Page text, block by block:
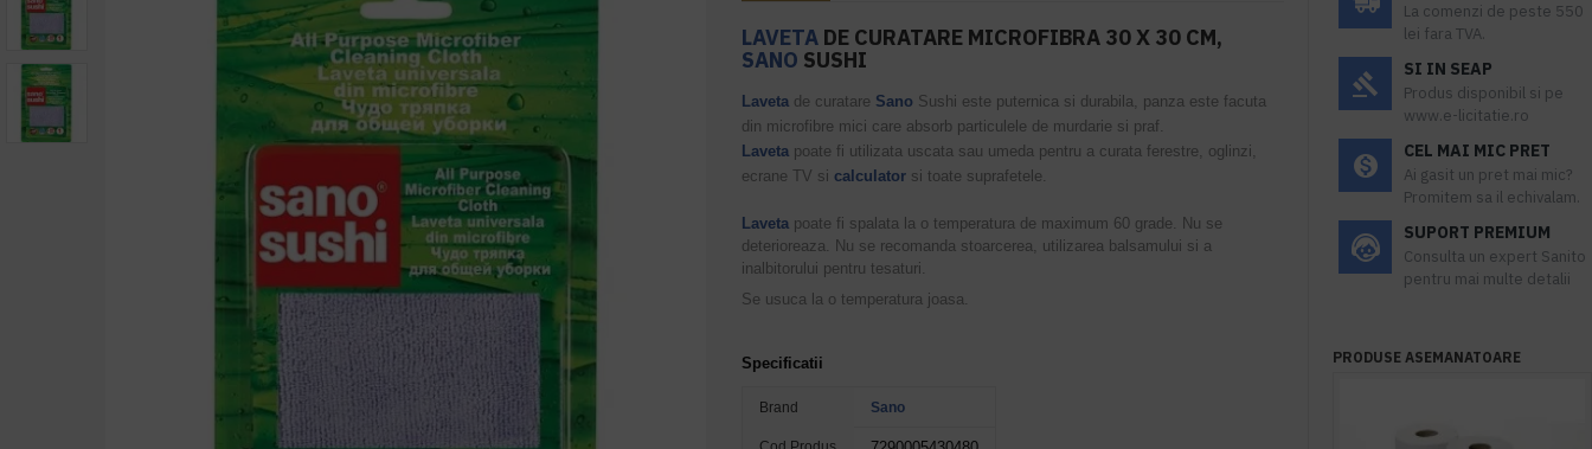
LAVETA DE CURATARE MICROFIBRA 30 X 30 CM,
SANO SUSHI
Laveta de curatare Sano Sushi este puternica si durabila, panza este facuta
din microfibre mici care absorb particulele de murdarie si praf.
Laveta poate fi utilizata uscata sau umeda pentru a curata ferestre, oglinzi,
ecrane TV sicalculator si toate suprafetele.
Laveta poate fi spalata la o temperatura de maximum 60 grade. Nu se
deterioreaza. Nu se recomanda stoarcerea, utilizarea balsamului si a
inalbitorului pentru tesaturi.
Se usuca la o temperatura joasa.
Specificatii
Brand Sano
La comenzi de peste 550
lei fara TVA.
SI IN SEAP
Produs disponibil si pe
www.e-licitatie.ro
CEL MAI MIC PRET
Ai gasit un pret mai mic?
Promitem sa il echivalam.
SUPORT PREMIUM
Consulta un expert Sanito
pentru mai multe detalii
PRODUSE ASEMANATOARE